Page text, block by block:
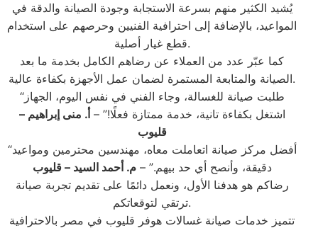
يُشيد الكثير منهم بسرعة الاستجابة وجودة الصيانة والدقة في
المواعيد، بالإضافة إلى احترافية الفنيين وحرصهم على استخدام
قطع غيار أصلية.
كما عبّر عدد من العملاء عن رضاهم الكامل بخدمة ما بعد
الصيانة والمتابعة المستمرة لضمان عمل الأجهزة بكفاءة عالية.
“طلبت صيانة للغسالة، وجاء الفني في نفس اليوم، الجهاز
اشتغل بكفاءة تانية، خدمة ممتازة فعلًا!” – أ. منى إبراهيم –
قليوب
“أفضل مركز صيانة اتعاملت معاه، مهندسين محترمين ومواعيد
دقيقة، وأنصح أي حد بيهم.” –م. أحمد السيد – قليوب
رضاكم هو هدفنا الأول، ونعمل دائمًا على تقديم تجربة صيانة
ترتقي لتوقعاتكم.
تتميز خدمات صيانة غسالات هوفر قليوب في مصر بالاحترافية